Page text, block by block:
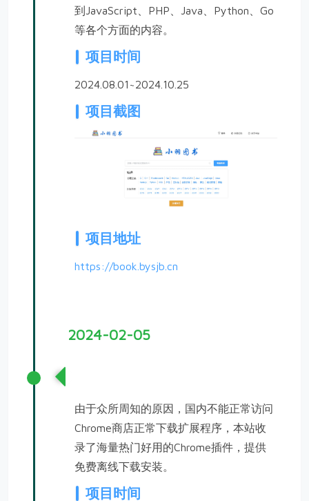
到JavaScript、PHP、Java、Python、Go
等各个方面的内容。
项目时间
2024.08.01~2024.10.25
项目截图
项目地址
https://book.bysjb.cn
2024-02-05
由于众所周知的原因，国内不能正常访问
Chrome商店正常下载扩展程序，本站收
录了海量热门好用的Chrome插件，提供
免费离线下载安装。
项目时间